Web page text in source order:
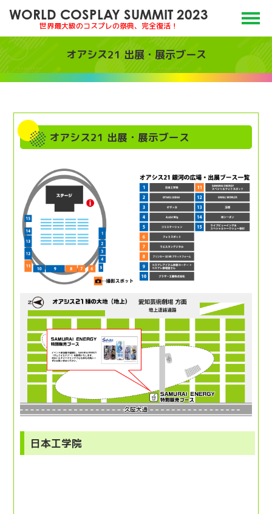
WORLD COSPLAY SUMMIT 2023
世界最大級のコスプレの祭典、完全復活！
オアシス21 出展・展示ブース
オアシス21 出展・展示ブース
日本工学院